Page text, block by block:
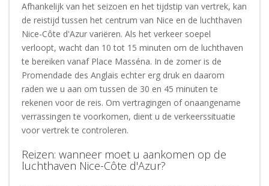
Afhankelijk van het seizoen en het tijdstip van vertrek, kan
de reistijd tussen het centrum van Nice en de luchthaven
Nice-Côte d'Azur variëren. Als het verkeer soepel
verloopt, wacht dan 10 tot 15 minuten om de luchthaven
te bereiken vanaf Place Masséna. In de zomer is de
Promendade des Anglais echter erg druk en daarom
raden we u aan om tussen de 30 en 45 minuten te
rekenen voor de reis. Om vertragingen of onaangename
verrassingen te voorkomen, dient u de verkeerssituatie
voor vertrek te controleren.
Reizen: wanneer moet u aankomen op de
luchthaven Nice-Côte d'Azur?